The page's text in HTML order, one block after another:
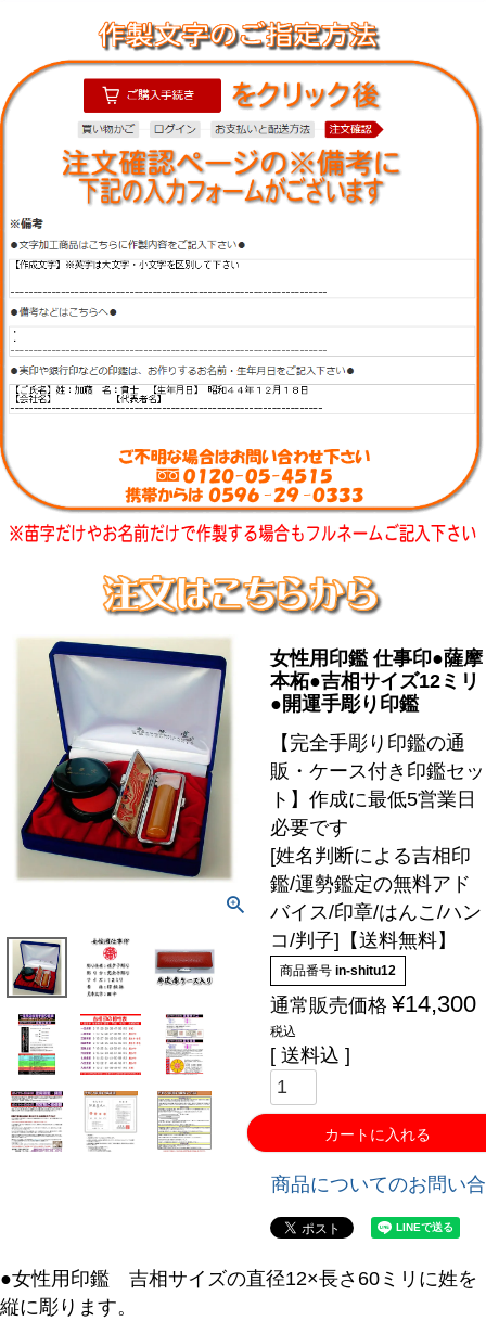
女性用印鑑 仕事印●薩摩
本柘●吉相サイズ12ミリ
●開運手彫り印鑑
【完全手彫り印鑑の通
販・ケース付き印鑑セッ
ト】作成に最低5営業日
必要です
[姓名判断による吉相印
鑑/運勢鑑定の無料アド
バイス/印章/はんこ/ハン
コ/判子]【送料無料】
商品番号 in-shitu12
通常販売価格 ¥14,300
税込
送料込
カートに入れる
商品についてのお問い
●女性用印鑑 吉相サイズの直径12×長さ60ミリに姓を
縦に彫ります。